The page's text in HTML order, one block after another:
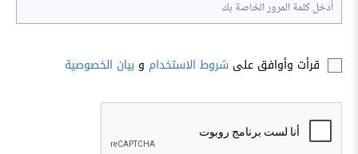
قرأت وأوافق على شروط الاستخدام و بيان الخصوصية